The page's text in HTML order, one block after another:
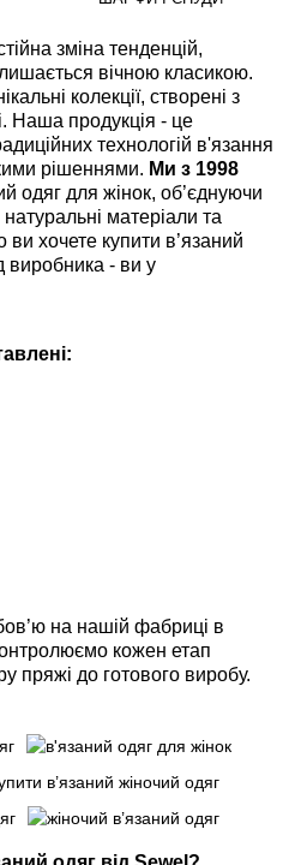
зміна тенденцій,
вічною класикою.
колекції, створені з
Наша продукція - це
технологій в'язання
рішеннями. Ми з 1998
одяг для жінок, об’єднуючи
матеріали та
ви хочете купити в’язаний
виробника - ви у
на нашій фабриці в
кожен етап
пряжі до готового виробу.